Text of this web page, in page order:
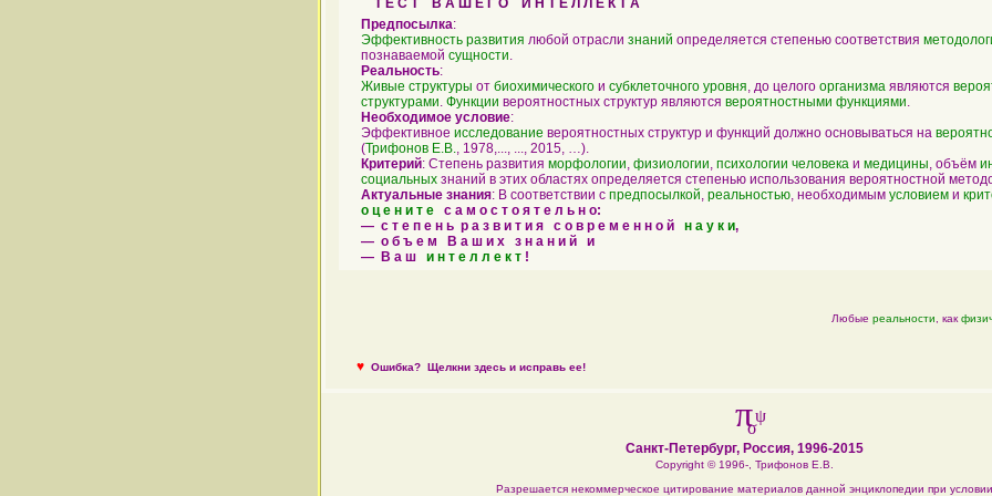
Т Е С Т В А Ш Е Г О И Н Т Е Л Л Е К Т А
Предпосылка:
Эффективность развития любой отрасли знаний определяется степенью соответствия
познаваемой сущности.
Реальность:
Живые структуры от биохимического и субклеточного уровня, до целого организма являются
структурами. Функции вероятностных структур являются вероятностными функциями.
Необходимое условие:
Эффективное исследование вероятностных структур и функций должно основываться на
(Трифонов Е.В., 1978,..., ..., 2015, …).
Критерий: Степень развития морфологии, физиологии, психологии человека и медицины, объём
социальных знаний в этих областях определяется степенью использования вероятностной
Актуальные знания: В соответствии с предпосылкой, реальностью, необходимым условием и
о ц е н и т е с а м о с т о я т е л ь н о:
— с т е п е н ь р а з в и т и я с о в р е м е н н о й н а у к и,
— о б ъ е м В а ш и х з н а н и й и
— В а ш и н т е л л е к т !
Любыереальности, как
♥ Ошибка? Щелкни здесь и исправь ее!
πψ
σ
Санкт-Петербург, Россия, 1996-2015
Copyright © 1996-, Трифонов Е.В.
Разрешается некоммерческое цитирование материалов данной энциклопедии при условии